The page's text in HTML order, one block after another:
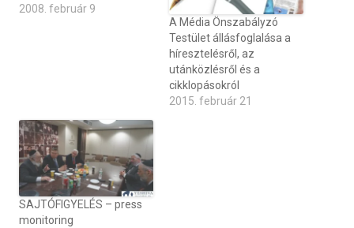
2008. február 9
A Média Önszabályzó
Testület állásfoglalása a
híresztelésről, az
utánközlésről és a
cikklopásokról
2015. február 21
SAJTÓFIGYELÉS – press
monitoring